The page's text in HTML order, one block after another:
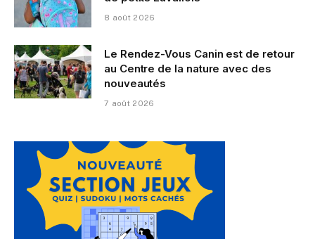
8 août 2026
Le Rendez-Vous Canin est de retour
au Centre de la nature avec des
nouveautés
7 août 2026